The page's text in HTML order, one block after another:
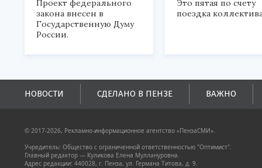
Проект федерального
закона внесен в
Государственную Думу
России.
Это пятая по счету
поездка
НОВОСТИ СДЕЛАНО В ПЕНЗЕ ВАЖНО
© 2017-2026, Рекламно-информационное агентство «ПензаСМИ».
Учредитель: Общество с ограниченной ответственностью "Оптимист".
Главный редактор — Куликова Елена Муллануровна.
Адрес редакции: 440028, г. Пенза, ул. Германа Титова, д. 9.